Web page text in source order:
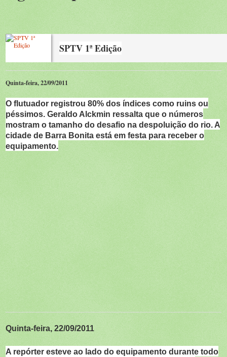
SPTV 1ª Edição
Quinta-feira, 22/09/2011
O flutuador registrou 80% dos índices como ruins ou
péssimos. Geraldo Alckmin ressalta que o números
mostram o tamanho do desafio na despoluição do rio. A
cidade de Barra Bonita está em festa para receber o
equipamento.
Quinta-feira, 22/09/2011
A repórter esteve ao lado do equipamento durante todo